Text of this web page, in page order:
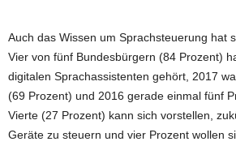
Auch das Wissen um Sprachsteuerung hat
Vier von fünf Bundesbürgern (84 Prozent)
digitalen Sprachassistenten gehört, 2017
(69 Prozent) und 2016 gerade einmal fünf
Vierte (27 Prozent) kann sich vorstellen,
Geräte zu steuern und vier Prozent wollen